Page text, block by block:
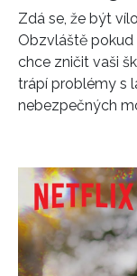
Zdá se, že být
Obzvláště
chce zničit vaši
trápí problémy s
nebezpečných